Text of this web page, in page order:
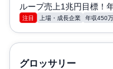
ループ売上1兆円目標！
注目 上場・成長企業 年収450
グロッサリー